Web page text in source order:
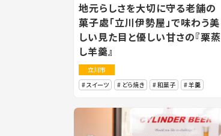
地元らしさを大切に守る老舗の
菓子處「立川伊勢屋」で味わう美
しい見た目と優しい甘さの『栗蒸
し羊羹』
立川市
スイーツ
どら焼き 和菓子 羊羹